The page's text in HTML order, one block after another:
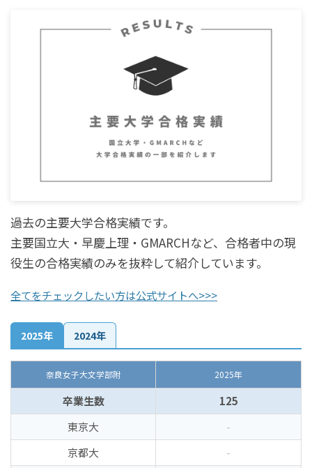
過去の主要大学合格実績です。
主要国立大・早慶上理・GMARCHなど、合格者中の現
役生の合格実績のみを抜粋して紹介しています。
全てをチェックしたい方は公式サイトへ>>>
2025年 2024年
奈良女子大文学部附 2025年
卒業生数
125
東京大
-
京都大
-